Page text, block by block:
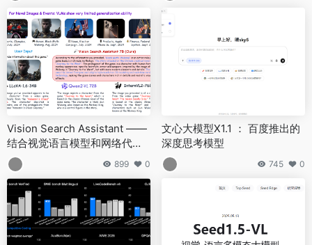
Vision Search Assistant ——
结合视觉语言模型和网络代理
搜索技术的开源框架
899 0
文心大模型X1.1 ： 百度推出的
深度思考模型
745 0